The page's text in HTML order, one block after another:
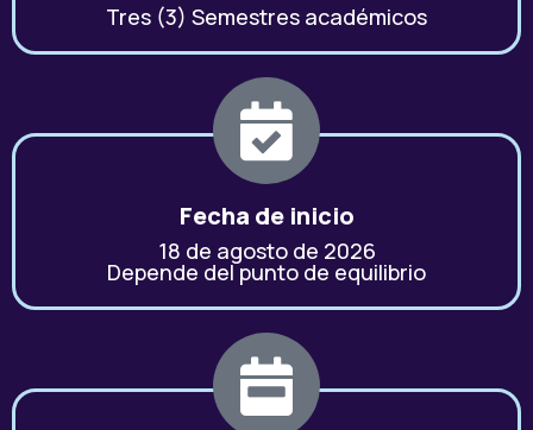
Tres (3) Semestres académicos
Fecha de inicio
18 de agosto de 2026
Depende del punto de equilibrio